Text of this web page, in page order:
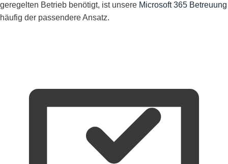
geregelten Betrieb benötigt, ist unsere Microsoft 365 Betreuung
häufig der passendere Ansatz.